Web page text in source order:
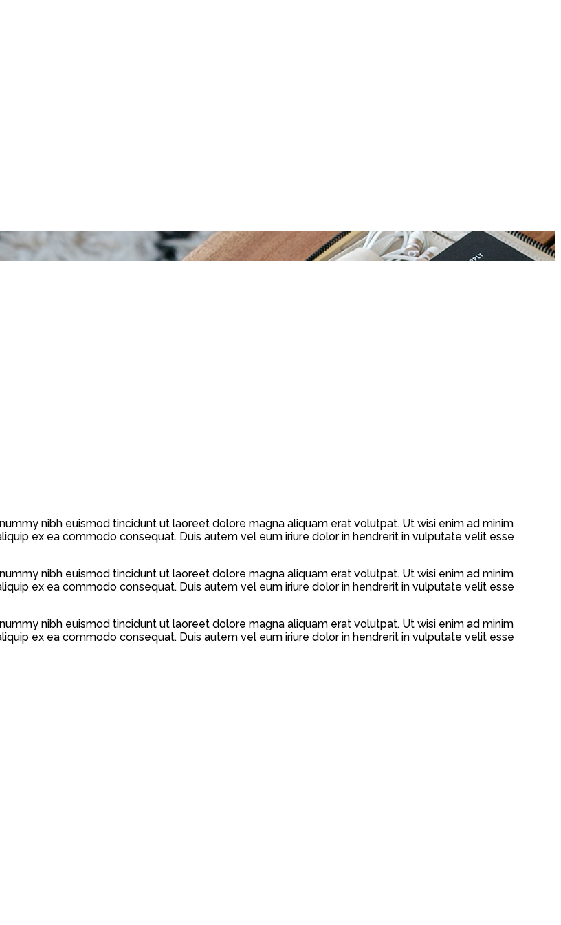
nibh euismod tincidunt ut laoreet dolore magna aliquam erat volutpat. Ut wisi enim ad minim
ex ea commodo consequat. Duis autem vel eum iriure dolor in hendrerit in vulputate velit esse
nibh euismod tincidunt ut laoreet dolore magna aliquam erat volutpat. Ut wisi enim ad minim
ex ea commodo consequat. Duis autem vel eum iriure dolor in hendrerit in vulputate velit esse
nibh euismod tincidunt ut laoreet dolore magna aliquam erat volutpat. Ut wisi enim ad minim
ex ea commodo consequat. Duis autem vel eum iriure dolor in hendrerit in vulputate velit esse